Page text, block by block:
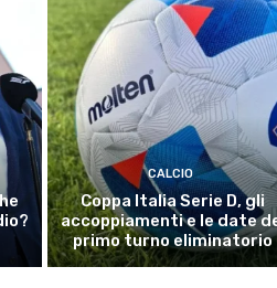
CALCIO
Coppa Italia Serie D, gli
accoppiamenti e le date
primo turno eliminatorio